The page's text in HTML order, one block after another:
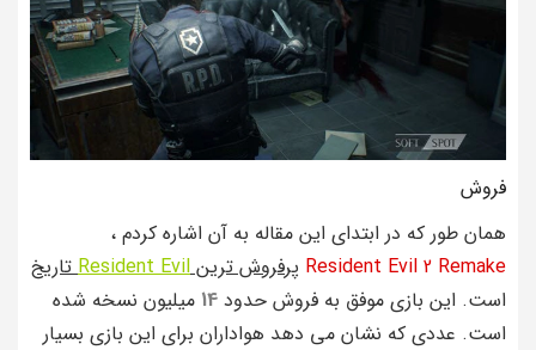
فروش
همان طور که در ابتدای این مقاله به آن اشاره کردم ،
Resident Evil 2 Remake پرفروش ترینResident Evilتاریخ
است. این بازی موفق به فروش حدود 14 میلیون نسخه شده
است. عددی که نشان می دهد هواداران برای این بازی بسیار